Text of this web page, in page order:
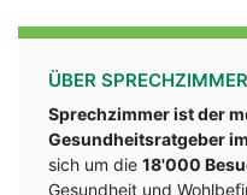
ÜBER
Sprechzimmer ist der
Gesundheitsratgeber
sich um die 18'000
Gesundheit und